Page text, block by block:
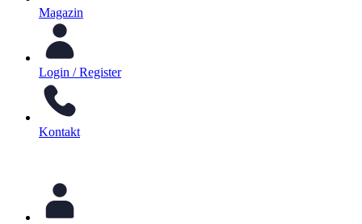
Magazin
Login / Register
Kontakt